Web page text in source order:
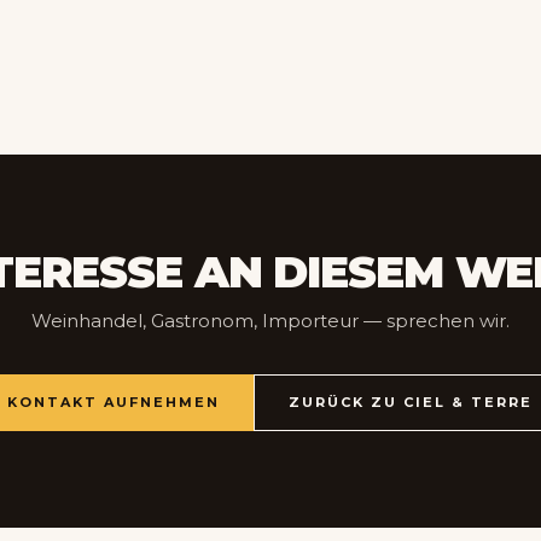
AN DIESEM
Weinhandel, Gastronom, Importeur — sprechen wir.
KONTAKT AUFNEHMEN ZURÜCK ZU CIEL & TERRE